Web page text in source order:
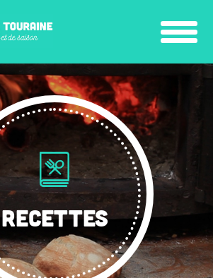
RECETTES